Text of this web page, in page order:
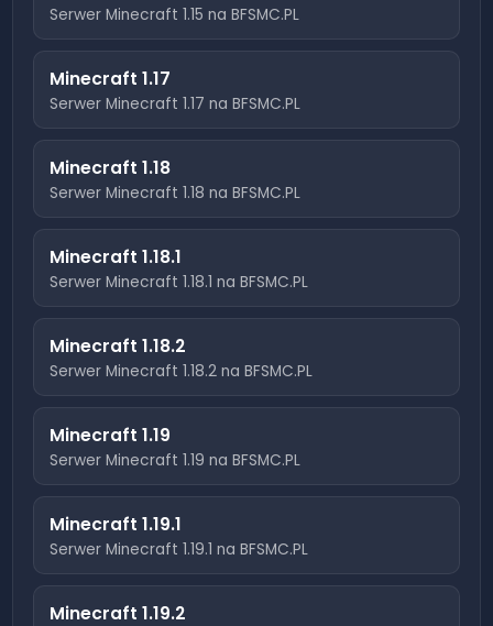
Serwer Minecraft1.15 na BFSMC.PL
Minecraft1.17
Serwer Minecraft1.17 na BFSMC.PL
Minecraft1.18
Serwer Minecraft1.18 na BFSMC.PL
Minecraft1.18.1
Serwer Minecraft1.18.1 na BFSMC.PL
Minecraft1.18.2
Serwer Minecraft1.18.2 na BFSMC.PL
Minecraft1.19
Serwer Minecraft1.19 na BFSMC.PL
Minecraft1.19.1
Serwer Minecraft1.19.1 na BFSMC.PL
Minecraft1.19.2